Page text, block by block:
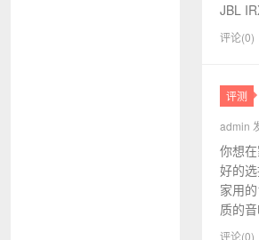
JBL
评论(0)
评测
admin
你想
好的
家用
质的
评论(0)